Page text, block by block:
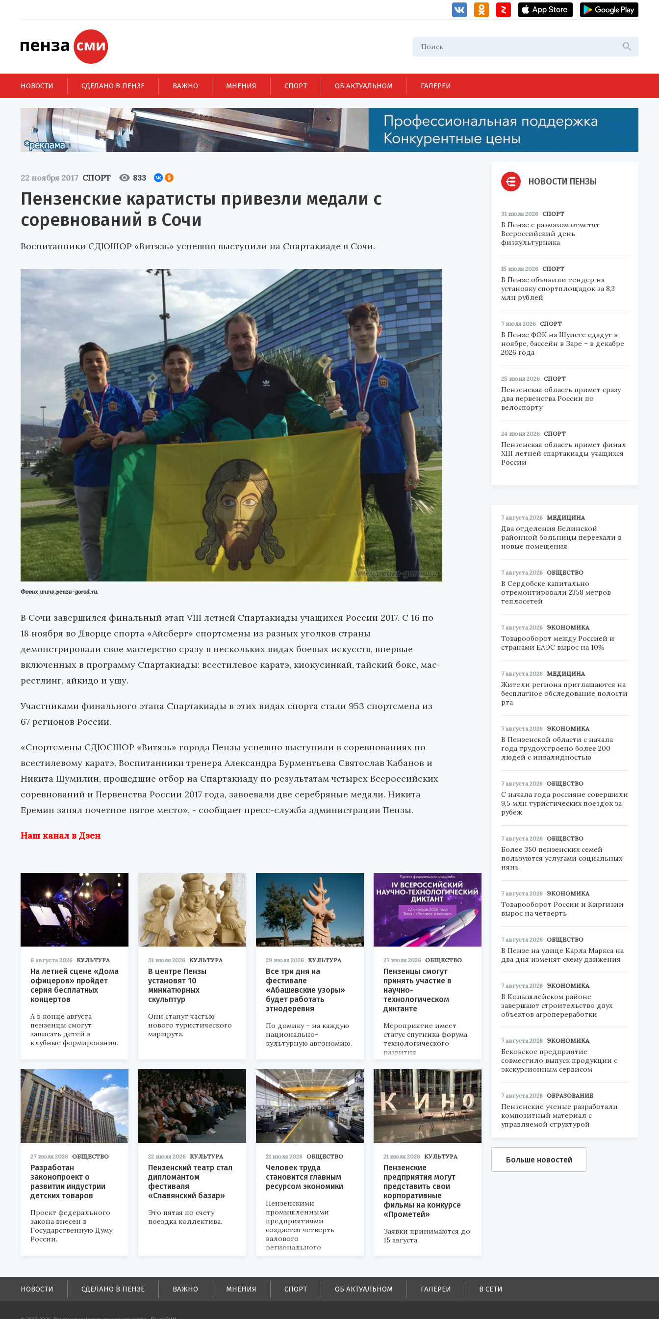
НОВОСТИ СДЕЛАНО В ПЕНЗЕ ВАЖНО МНЕНИЯ СПОРТ ОБ АКТУАЛЬНОМ ГАЛЕРЕИ
22 ноября 2017 СПОРТ 833
Пензенские каратисты привезли медали с
соревнований в Сочи
Воспитанники СДЮШОР «Витязь» успешно выступили на Спартакиаде в Сочи.
Фото: www.penza-gorod.ru.
В Сочи завершился финальный этап VIII летней Спартакиады учащихся России 2017. С 16 по
18 ноября во Дворце спорта «Айсберг» спортсмены из разных уголков страны
демонстрировали свое мастерство сразу в нескольких видах боевых искусств, впервые
включенных в программу Спартакиады: всестилевое каратэ, киокусинкай, тайский бокс, мас-
рестлинг, айкидо и ушу.
Участниками финального этапа Спартакиады в этих видах спорта стали 953 спортсмена из
67 регионов России.
«Спортсмены СДЮСШОР «Витязь» города Пензы успешно выступили в соревнованиях по
всестилевому каратэ. Воспитанники тренера Александра Бурментьева Святослав Кабанов и
Никита Шумилин, прошедшие отбор на Спартакиаду по результатам четырех Всероссийских
соревнований и Первенства России 2017 года, завоевали две серебряные медали. Никита
Еремин занял почетное пятое место», - сообщает пресс-служба администрации Пензы.
Наш канал в Дзен
6 августа 2026 КУЛЬТУРА
На летней сцене «Дома
офицеров» пройдет
серия бесплатных
концертов
А в конце августа
пензенцы смогут
записать детей в
клубные формирования.
31 июля 2026 КУЛЬТУРА
В центре Пензы
установят 10
миниатюрных
скульптур
Они станут частью
нового туристического
маршрута.
29 июля 2026 КУЛЬТУРА
Все три дня на
фестивале
«Абашевские узоры»
будет работать
этнодеревня
По домику – на каждую
национально-
культурную автономию.
27 июля 2026 ОБЩЕСТВО
Пензенцы смогут
принять участие в
научно-
технологическом
диктанте
Мероприятие имеет
статус спутника форума
технологического
развития
«Технопром-2026».
27 июля 2026 ОБЩЕСТВО
Разработан
законопроект о
развитии индустрии
детских товаров
Проект федерального
закона внесен в
Государственную Думу
России.
22 июля 2026 КУЛЬТУРА
Пензенский театр стал
дипломантом
фестиваля
«Славянский базар»
Это пятая по счету
поездка коллектива.
21 июля 2026 ОБЩЕСТВО
Человек труда
становится главным
ресурсом экономики
Пензенскими
промышленными
предприятиями
создается четверть
валового
регионального
продукта и
поступлений в
бюджеты всех уровней.
21 июля 2026 КУЛЬТУРА
Пензенские
предприятия могут
представить свои
корпоративные
фильмы на конкурсе
«Прометей»
Заявки принимаются до
15 августа.
НОВОСТИ ПЕНЗЫ
31 июля 2026 СПОРТ
В Пензе с размахом отметят
Всероссийский день
физкультурника
15 июля 2026 СПОРТ
В Пензе объявили тендер на
установку спортплощадок за 8,3
млн рублей
7 июля 2026 СПОРТ
В Пензе ФОК на Шуисте сдадут в
ноябре, бассейн в Заре – в декабре
2026 года
25 июня 2026 СПОРТ
Пензенская область примет сразу
два первенства России по
велоспорту
24 июня 2026 СПОРТ
Пензенская область примет финал
XIII летней спартакиады учащихся
России
7 августа 2026 МЕДИЦИНА
Два отделения Белинской
районной больницы переехали в
новые помещения
7 августа 2026 ОБЩЕСТВО
В Сердобске капитально
отремонтировали 2358 метров
теплосетей
7 августа 2026 ЭКОНОМИКА
Товарооборот между Россией и
странами ЕАЭС вырос на 10%
7 августа 2026 МЕДИЦИНА
Жители региона приглашаются на
бесплатное обследование полости
рта
7 августа 2026 ЭКОНОМИКА
В Пензенской области с начала
года трудоустроено более 200
людей с инвалидностью
7 августа 2026 ОБЩЕСТВО
С начала года россияне совершили
9,5 млн туристических поездок за
рубеж
7 августа 2026 ОБЩЕСТВО
Более 350 пензенских семей
пользуются услугами социальных
нянь
7 августа 2026 ЭКОНОМИКА
Товарооборот России и Киргизии
вырос на четверть
7 августа 2026 ОБЩЕСТВО
В Пензе на улице Карла Маркса на
два дня изменят схему движения
7 августа 2026 ЭКОНОМИКА
В Колышлейском районе
завершают строительство двух
объектов агропереработки
7 августа 2026 ЭКОНОМИКА
Бековское предприятие
совместило выпуск продукции с
экскурсионным сервисом
7 августа 2026 ОБРАЗОВАНИЕ
Пензенские ученые разработали
композитный материал с
управляемой структурой
Больше новостей
НОВОСТИ СДЕЛАНО В ПЕНЗЕ ВАЖНО МНЕНИЯ СПОРТ ОБ АКТУАЛЬНОМ ГАЛЕРЕИ В СЕТИ